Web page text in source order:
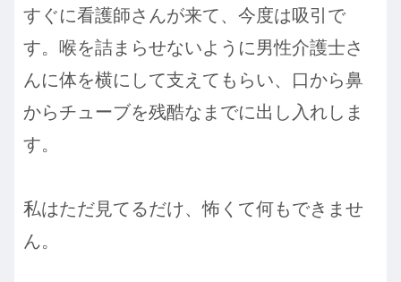
すぐに看護師さんが来て、今度は吸引で
す。喉を詰まらせないように男性介護士さ
んに体を横にして支えてもらい、口から鼻
からチューブを残酷なまでに出し入れしま
す。
私はただ見てるだけ、怖くて何もできませ
ん。